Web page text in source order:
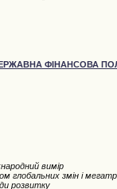
ФІНАНСОВА
вимір
глобальних змін і
розвитку